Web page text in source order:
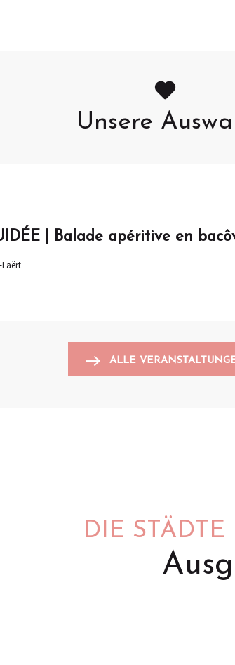
Unsere
| Balade apéritive en
ALLE
DIE